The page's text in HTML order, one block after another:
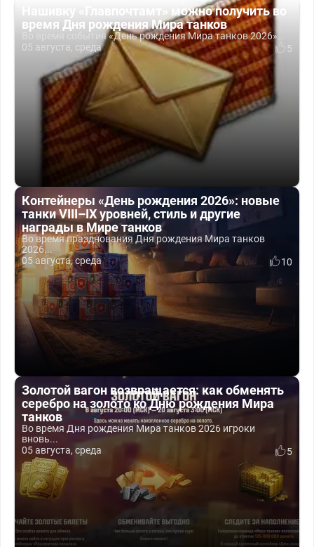
Нашивку «Главпочтамт» можно получить во
время Дня рождения Мира танков
Во время события «День рождения Мира танков 2026»...
05 августа, среда
5
Контейнеры «День рождения 2026»: новые
танки VIII–IX уровней, стиль и другие
награды в Мире танков
Во время празднования Дня рождения Мира танков
2026...
05 августа, среда
10
Золотой вагон возвращается: как обменять
серебро на золото ко Дню рождения Мира
танков
Во время Дня рождения Мира танков 2026 игроки
вновь...
05 августа, среда
5